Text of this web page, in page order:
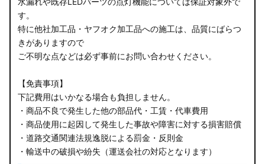
す。
特に他社加工品・ヤフオク加工品への施工は、品質にばらつ
きがありますので
ご不明な点などは必ず事前にお問い合わせください。
【免責事項】
下記費用はいかなる場合も負担しません。
・商品不良で発生した他の部品代・工賃・代車費用
・商品使用に起因して発生した事故や障害に対する損害賠償
・道路交通関連法規逸脱による罰金・反則金
・輸送中の破損や紛失（運送会社の対応となります）